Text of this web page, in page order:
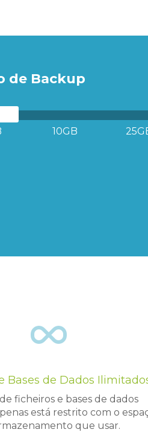
de Backup
10GB
Bases de Dados
ficheiros e bases de dados
está restrito com o
que usar.